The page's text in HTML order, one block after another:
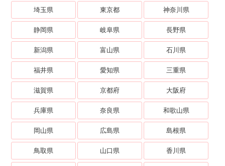
埼玉県 東京都 神奈川県
静岡県 岐阜県 長野県
新潟県 富山県 石川県
福井県 愛知県 三重県
滋賀県 京都府 大阪府
兵庫県 奈良県 和歌山県
岡山県 広島県 島根県
鳥取県 山口県 香川県